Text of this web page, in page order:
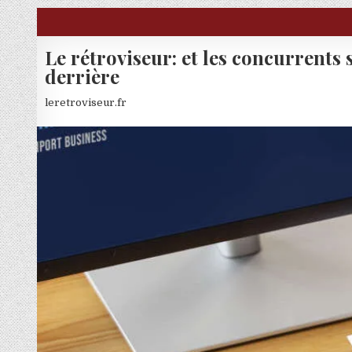
Skip to content
Le rétroviseur: et les concurrents
derrière
leretroviseur.fr